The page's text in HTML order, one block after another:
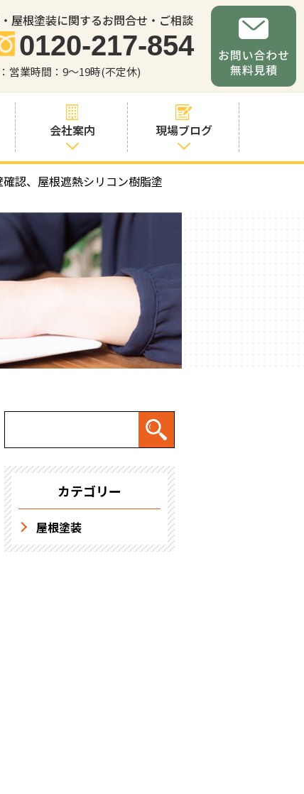
屋根塗装に関するお問合せ・ご相談
0120-217-854
営業時間：9～19時(不定休)
会社案内
会社案内
職人・スタッフ
紹介
お問い合わせか
らの流れ
求人情報
現場ブログ
認、屋根遮熱シリコン樹脂塗
カテゴリー
屋根塗装